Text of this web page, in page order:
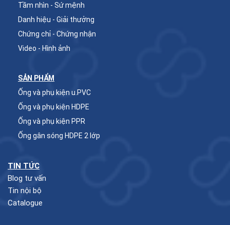
Tầm nhìn - Sứ mệnh
Danh hiệu - Giải thưởng
Chứng chỉ - Chứng nhận
Video - Hình ảnh
SẢN PHẨM
Ống và phụ kiện u.PVC
Ống và phụ kiện HDPE
Ống và phụ kiện PPR
Ống gân sóng HDPE 2 lớp
TIN TỨC
Blog tư vấn
Tin nội bộ
Catalogue